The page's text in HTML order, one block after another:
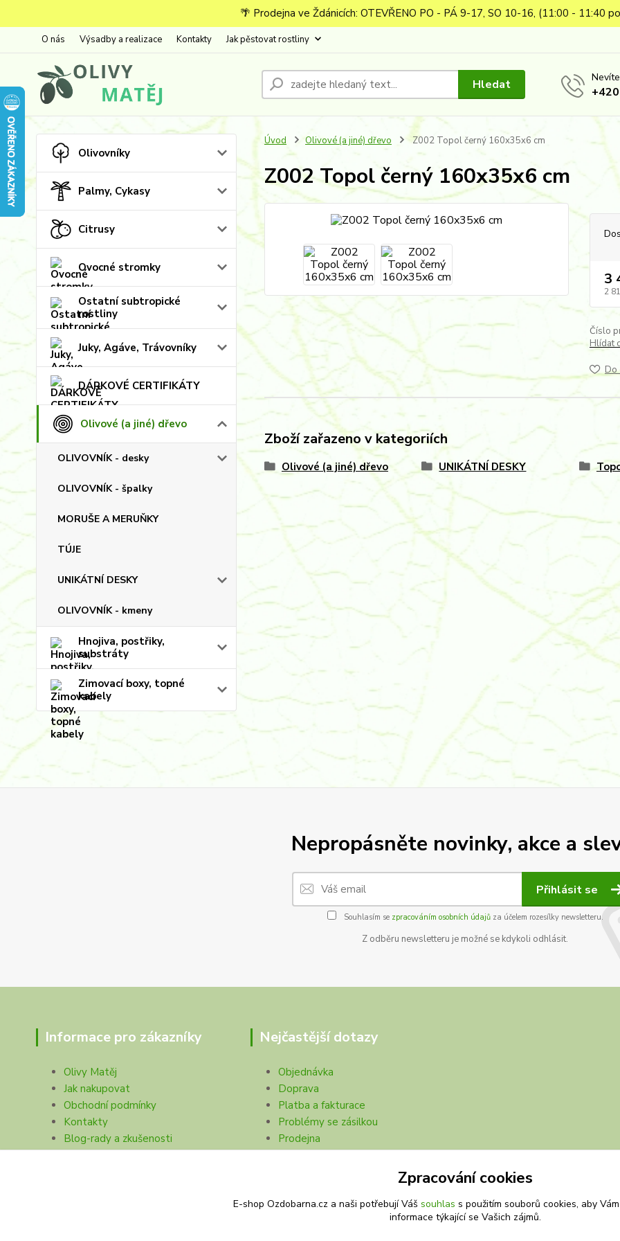
🌴 Prodejna ve Ždánicích: OTEVŘENO PO - PÁ 9-17, SO 10-16, (11:00 - 11:40
O nás Výsadby a realizace Kontakty Jak pěstovat rostliny
Hledat
Olivovníky
Palmy, Cykasy
Citrusy
Ovocné stromky
Ostatní subtropické
rostliny
Juky, Agáve, Trávovníky
DÁRKOVÉ CERTIFIKÁTY
Olivové (a jiné) dřevo
OLIVOVNÍK - desky
OLIVOVNÍK - špalky
MORUŠE A MERUŇKY
TÚJE
UNIKÁTNÍ DESKY
OLIVOVNÍK - kmeny
Hnojiva, postřiky,
substráty
Zimovací boxy, topné
kabely
Úvod Olivové (a jiné) dřevo Z002 Topol černý 160x35x6 cm
Z002 Topol černý 160x35x6 cm
3
2
Číslo
Hlídat
Do
Zboží zařazeno v kategoriích
Olivové (a jiné) dřevo UNIKÁTNÍ DESKY
Nepropásněte novinky, akce a
Přihlásit se
Souhlasím se zpracováním osobních údajůza účelem rozesílky newsletteru.
Z odběru newsletteru je možné se kdykoli odhlásit.
Informace pro zákazníky
Olivy Matěj
Jak nakupovat
Obchodní podmínky
Kontakty
Blog-rady a zkušenosti
Nejčastější dotazy
Objednávka
Doprava
Platba a fakturace
Problémy se zásilkou
Prodejna
Zpracování cookies
E-shop Ozdobarna.cz a naši potřebují Váš souhlas s použitím souborů cookies, aby
informace týkající se Vašich zájmů.